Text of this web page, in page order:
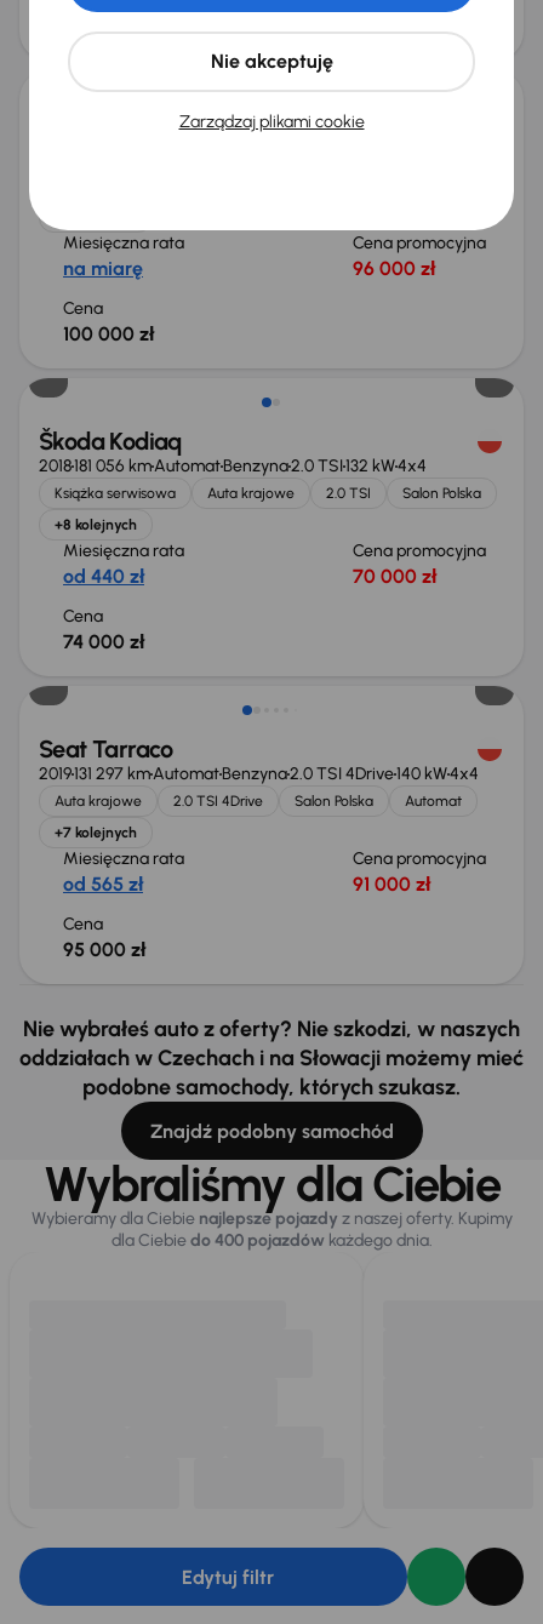
70 000 zł
Możliwość odliczenia VAT
Škoda Kodiaq
Miesięczna rata
na miarę
Cena promocyjna
96 000 zł
Cena
100 000 zł
Škoda Kodiaq
2018181 056 kmAutomatBenzyna2.0 TSI132 kW4x4
Książka serwisowa Auta krajowe 2.0 TSI
Salon Polska
+8 kolejnych
Miesięczna rata
od 440 zł
Cena promocyjna
70 000 zł
Cena
74 000 zł
Seat Tarraco
2019131 297 kmAutomatBenzyna2.0 TSI 4Drive140 kW4x4
Auta krajowe 2.0 TSI 4Drive Salon Polska
Automat
+7 kolejnych
Miesięczna rata
od 565 zł
Cena promocyjna
91 000 zł
Cena
95 000 zł
Nie wybrałeś auto z oferty? Nie szkodzi, w naszych
oddziałach w Czechach i na Słowacji możemy mieć
podobne samochody, których szukasz.
Znajdź podobny samochód
Wybraliśmy dla Ciebie
Wybieramy dla Ciebie najlepsze pojazdy z naszej oferty. Kupimy
dla Ciebiedo 400 pojazdówkażdego dnia.
Edytuj filtr
Zarządzaj plikami cookie
Nie akceptuję